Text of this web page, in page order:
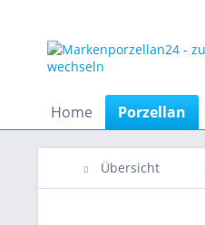
Home Porzellan
Übersicht